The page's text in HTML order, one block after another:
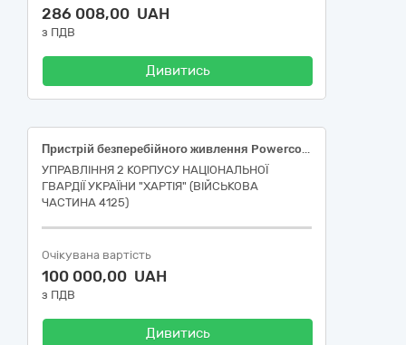
286 008,00 UAH
з ПДВ
Дивитись
Пристрій безперебійного живлення Powercom MAC-6000 (MAC6000) за кодом ДК 021:2015: 31150000-2 «Баласти для розрядних ламп чи трубок»
УПРАВЛІННЯ 2 КОРПУСУ НАЦІОНАЛЬНОЇ
ГВАРДІЇ УКРАЇНИ "ХАРТІЯ" (ВІЙСЬКОВА
ЧАСТИНА 4125)
Очікувана вартість
100 000,00 UAH
з ПДВ
Дивитись